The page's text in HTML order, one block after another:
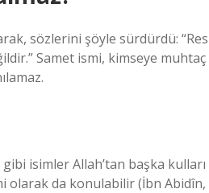
sözlerini şöyle sürdürdü:
Samet ismi, kimseye
isimler Allah’tan başka
olarak da konulabilir (İbn Abidîn,